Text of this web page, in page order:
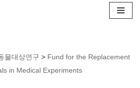
물대상연구 > Fund for the Replacement
in Medical Experiments